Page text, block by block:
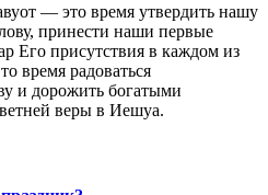
— это время утвердить нашу
принести наши первые
Его присутствия в каждом из
время радоваться
и дорожить богатыми
веры в Иешуа.